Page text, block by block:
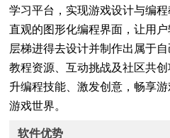
学习平台，实现游戏设计与编
直观的图形化编程界面，让用
层梯进得去设计并制作出属于
教程资源、互动挑战及社区共
升编程技能、激发创意，畅享
游戏世界。
软件优势